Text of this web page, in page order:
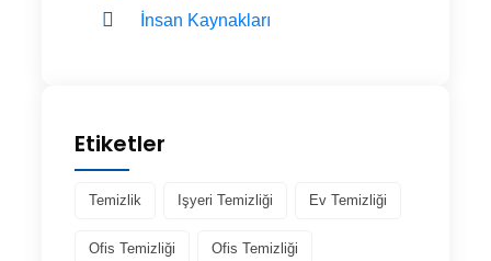
İnsan Kaynakları
Etiketler
Temizlik Işyeri Temizliği Ev Temizliği
Ofis Temizliği Ofis Temizliği